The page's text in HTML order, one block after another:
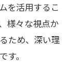
を活用するこ
様々な視点か
ため、深い理
。